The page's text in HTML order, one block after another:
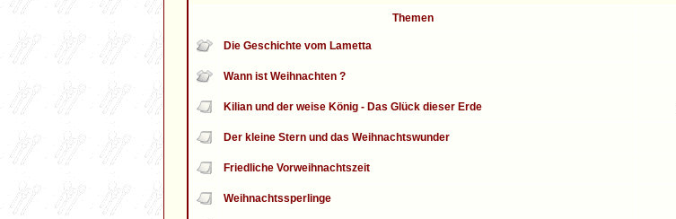
Themen
Die Geschichte vom Lametta
Wann ist Weihnachten ?
Kilian und der weise König - Das Glück dieser Erde
Der kleine Stern und das Weihnachtswunder
Friedliche Vorweihnachtszeit
Weihnachtssperlinge